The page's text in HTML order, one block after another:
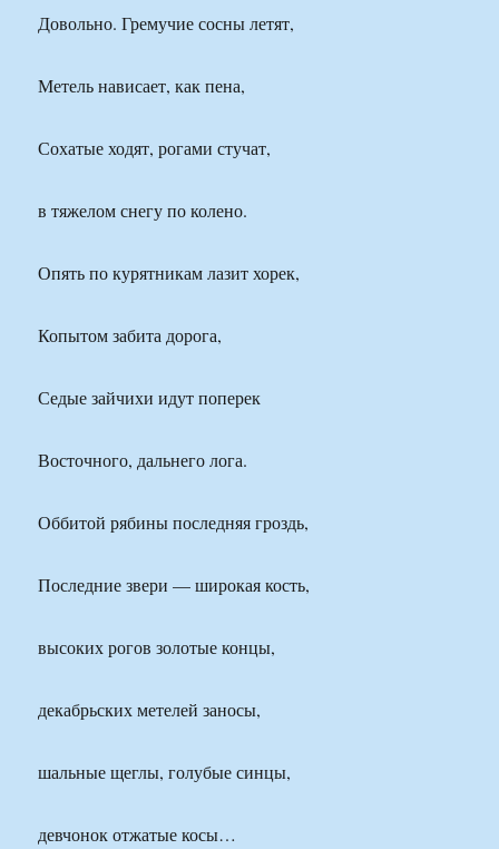
Довольно. Гремучие сосны летят,
Метель нависает, как пена,
Сохатые ходят, рогами стучат,
в тяжелом снегу по колено.
Опять по курятникам лазит хорек,
Копытом забита дорога,
Седые зайчихи идут поперек
Восточного, дальнего лога.
Оббитой рябины последняя гроздь,
Последние звери — широкая кость,
высоких рогов золотые концы,
декабрьских метелей заносы,
шальные щеглы, голубые синцы,
девчонок отжатые косы…